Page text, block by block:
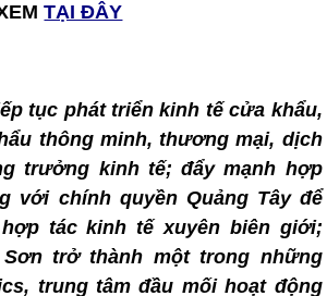
TẠI ĐÂY
tục phát triển kinh tế cửa khẩu,
thông minh, thương mại, dịch
trưởng kinh tế; đẩy mạnh hợp
với chính quyền Quảng Tây để
tác kinh tế xuyên biên giới;
trở thành một trong những
trung tâm đầu mối hoạt động